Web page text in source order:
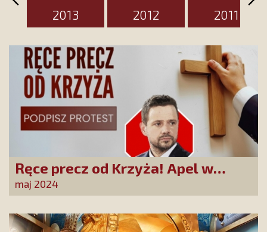
2013
2012 2011
Ręce precz od Krzyża! Apel w
reakcji na skandaliczne
zarządzenie Rafała
Trzaskowskiego
maj 2024